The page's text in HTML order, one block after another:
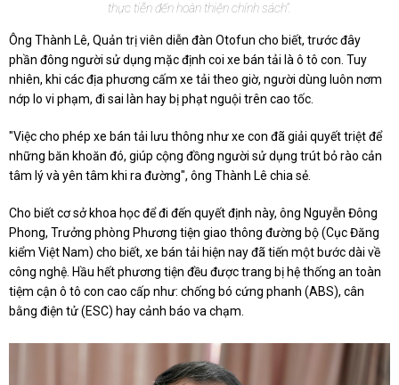
thực tiễn đến hoàn thiện chính sách".
Ông Thành Lê, Quản trị viên diễn đàn Otofun cho biết, trước đây
phần đông người sử dụng mặc định coi xe bán tải là ô tô con. Tuy
nhiên, khi các địa phương cấm xe tải theo giờ, người dùng luôn nơm
nớp lo vi phạm, đi sai làn hay bị phạt nguội trên cao tốc.
"Việc cho phép xe bán tải lưu thông như xe con đã giải quyết triệt để
những băn khoăn đó, giúp cộng đồng người sử dụng trút bỏ rào cản
tâm lý và yên tâm khi ra đường", ông Thành Lê chia sẻ.
Cho biết cơ sở khoa học để đi đến quyết định này, ông Nguyễn Đông
Phong, Trưởng phòng Phương tiện giao thông đường bộ (Cục Đăng
kiểm Việt Nam) cho biết, xe bán tải hiện nay đã tiến một bước dài về
công nghệ. Hầu hết phương tiện đều được trang bị hệ thống an toàn
tiệm cận ô tô con cao cấp như: chống bó cứng phanh (ABS), cân
bằng điện tử (ESC) hay cảnh báo va chạm.